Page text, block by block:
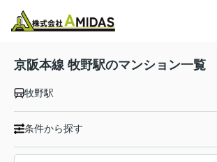
京阪本線 牧野駅のマンション一覧
牧野駅
条件から探す